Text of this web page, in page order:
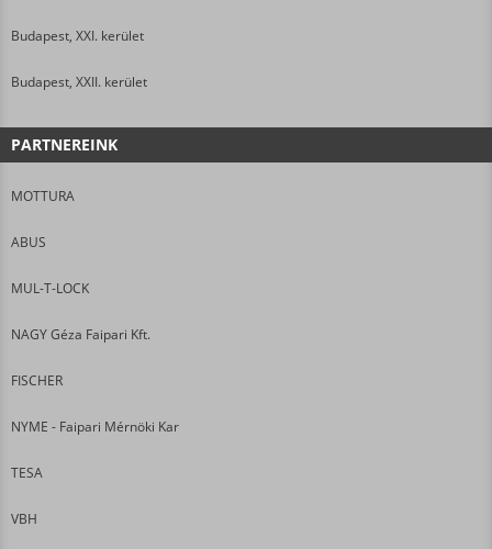
Budapest, XXI. kerület
Budapest, XXII. kerület
PARTNEREINK
MOTTURA
ABUS
MUL-T-LOCK
NAGY Géza Faipari Kft.
FISCHER
NYME - Faipari Mérnöki Kar
TESA
VBH